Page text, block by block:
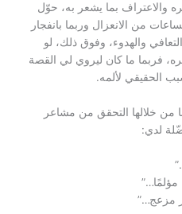
والاعتراف بما يشعر به، حوّل
من الانعزال وربما بانفجار
من التعافي والهدوء، وفوق ذلك، لو
فربما ما كان ليروي لي القصة
الحقيقي لألمه.
من خلالها التحقق من مشاعر
لدي:
مؤلمًا…”
مزعج…”